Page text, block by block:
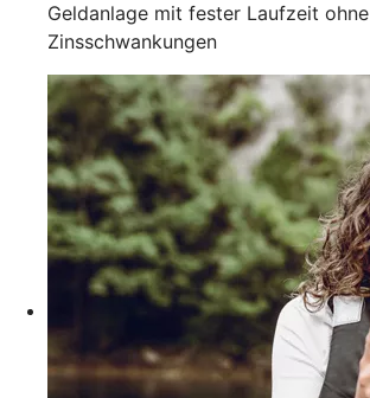
Geldanlage mit fester Laufzeit ohne
Zinsschwankungen